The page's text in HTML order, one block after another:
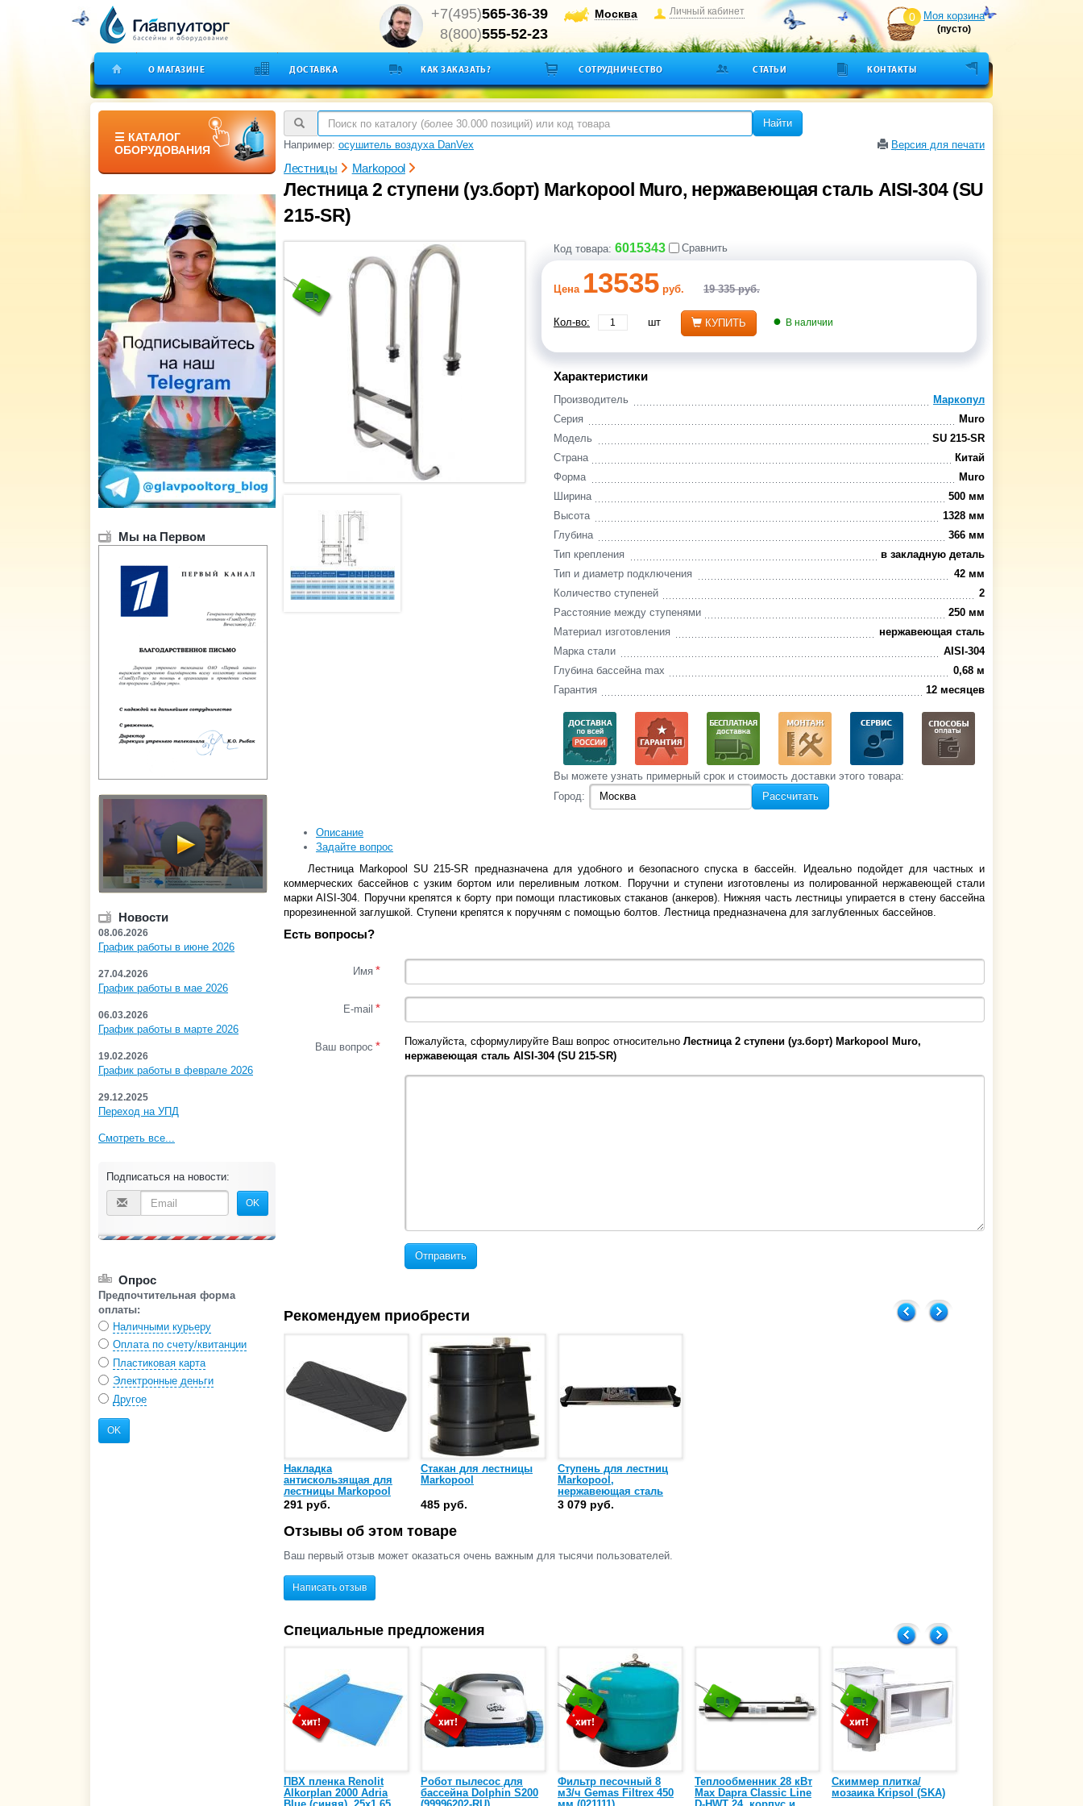
+7(495)565-36-39
8(800)555-52-23
Москва Личный кабинет 0 Моя корзина
(пусто)
О МАГАЗИНЕ ДОСТАВКА КАК ЗАКАЗАТЬ? СОТРУДНИЧЕСТВО СТАТЬИ КОНТАКТЫ
☰ КАТАЛОГ
ОБОРУДОВАНИЯ
Мы на Первом
Новости
08.06.2026
График работы в июне 2026
27.04.2026
График работы в мае 2026
06.03.2026
График работы в марте 2026
19.02.2026
График работы в феврале 2026
29.12.2025
Переход на УПД
Смотреть все...
Подписаться на новости:
OK
Опрос
Предпочтительная форма
оплаты:
Наличными курьеру
Оплата по счету/квитанции
Пластиковая карта
Электронные деньги
Другое
OK
Найти
Например: осушитель воздуха DanVex Версия для печати
Лестницы Markopool
Лестница 2 ступени (уз.борт) Markopool Muro, нержавеющая сталь AISI-304 (SU
215-SR)
Код товара: 6015343 Сравнить
Цена 13535 руб. 19 335 руб.
Кол-во: шт КУПИТЬ В наличии
Характеристики
Маркопул
Производитель
Muro
Серия
SU 215-SR
Модель
Китай
Страна
Muro
Форма
500 мм
Ширина
1328 мм
Высота
366 мм
Глубина
в закладную деталь
Тип крепления
42 мм
Тип и диаметр подключения
2
Количество ступеней
250 мм
Расстояние между ступенями
нержавеющая сталь
Материал изготовления
AISI-304
Марка стали
0,68 м
Глубина бассейна max
12 месяцев
Гарантия
Вы‌ можете‌ узнать‌ примерный срок и стоимость‌ доставки этого товара:
Город:
Рассчитать
Описание
Задайте вопрос
Лестница Markopool SU 215-SR предназначена для удобного и безопасного спуска в бассейн. Идеально подойдет для частных и
коммерческих бассейнов с узким бортом или переливным лотком. Поручни и ступени изготовлены из полированной нержавеющей стали
марки AISI-304. Поручни крепятся к борту при помощи пластиковых стаканов (анкеров). Нижняя часть лестницы упирается в стену бассейна
прорезиненной заглушкой. Ступени крепятся к поручням с помощью болтов. Лестница предназначена для заглубленных бассейнов.
Есть вопросы?
Имя *
E-mail *
Ваш вопрос * Пожалуйста, сформулируйте Ваш вопрос относительно Лестница 2 ступени (уз.борт) Markopool Muro,
нержавеющая сталь AISI-304 (SU 215-SR)
Отправить
Рекомендуем приобрести
Накладка
антискользящая для
лестницы Markopool
291 руб.
Стакан для лестницы
Markopool
485 руб.
Ступень для лестниц
Markopool,
нержавеющая сталь
AISI-304
3 079 руб.
Отзывы об этом товаре
Ваш первый отзыв может оказаться очень важным для тысячи пользователей.
Написать отзыв
Специальные предложения
ПВХ пленка Renolit
Alkorplan 2000 Adria
Робот пылесос для
бассейна Dolphin S200
Фильтр песочный 8
м3/ч Gemas Filtrex 450
Теплообменник 28 кВт
Max Dapra Classic Line
Скиммер плитка/
мозаика Kripsol (SKA)